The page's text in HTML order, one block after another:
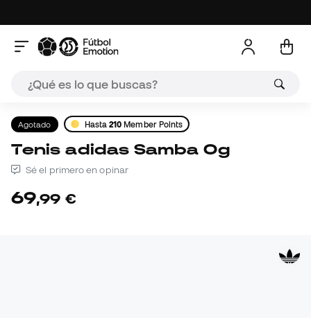
Agotado Hasta210 Member Points
Tenis adidas Samba Og
Sé el primero en opinar
69,99 €